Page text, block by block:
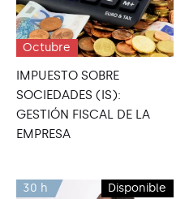
Octubre
IMPUESTO SOBRE
SOCIEDADES (IS):
GESTIÓN FISCAL DE LA
EMPRESA
Disponible
30 h